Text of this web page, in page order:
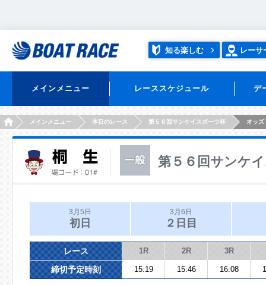
知る楽しむ レーサ
メインメニュー レーススケジュール デ
HOMEメインメニュー 本日のレース 第５６回サンケイスポーツ杯 オッズ
第５６回サンケ
3月5日
初日
3月6日
２日目
レース 1R 2R 3R
締切予定時刻 15:19 15:46 16:08